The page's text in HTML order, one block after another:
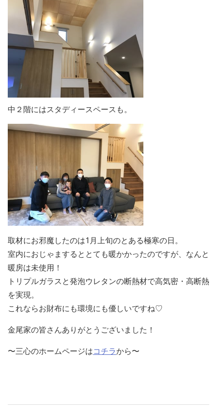
中２階にはスタディースペースも。
取材にお邪魔したのは1月上旬のとある極寒の日。
室内におじゃまするととても暖かかったのですが、なんと
暖房は未使用！
トリプルガラスと発泡ウレタンの断熱材で高気密・高断熱
を実現。
これならお財布にも環境にも優しいですね♡
金尾家の皆さんありがとうございました！
〜三心のホームページはコチラから〜